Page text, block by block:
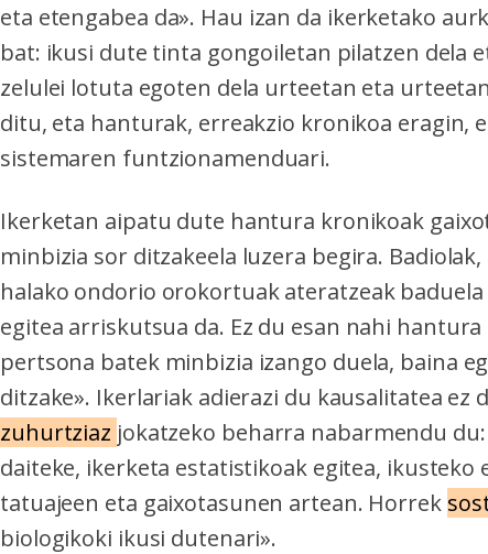
eta etengabea da». Hau izan da ikerketako
bat: ikusi dute tinta gongoiletan pilatzen dela
zelulei lotuta egoten dela urteetan eta
ditu, eta hanturak, erreakzio kronikoa eragin,
sistemaren funtzionamenduari.
Ikerketan aipatu dute hantura kronikoak
minbizia sor ditzakeela luzera begira. Badiolak,
halako ondorio orokortuak ateratzeak
egitea arriskutsua da. Ez du esan nahi
pertsona batek minbizia izango duela, baina
ditzake». Ikerlariak adierazi du kausalitatea ez
zuhurtziaz jokatzeko beharra nabarmendu
daiteke, ikerketa estatistikoak egitea,
tatuajeen eta gaixotasunen artean. Horrek
biologikoki ikusi dutenari».